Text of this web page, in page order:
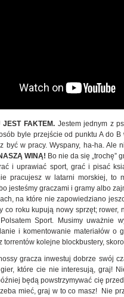
FAKTEM. Jestem jednym z
byle przejście od punktu A do
być w pracy. Wyspany, ha-ha. Ale
WINĄ! Bo nie da się „trochę”
i uprawiać sport, grać i pisać
pracujesz w latarni morskiej, to
jesteśmy graczami i gramy albo
na które nie zapowiedziano
co roku kupują nowy sprzęt;
Sport. Musimy uważnie
i komentowanie materiałów
torrentów kolejne blockbustery,
gracza inwestuj dobrze swój
które cie nie interesują, graj!
będą powstrzymywać cię
mieć, graj w to co masz! Nie